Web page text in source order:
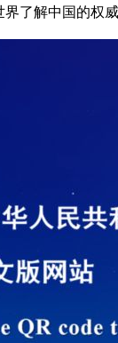
了解中国的权